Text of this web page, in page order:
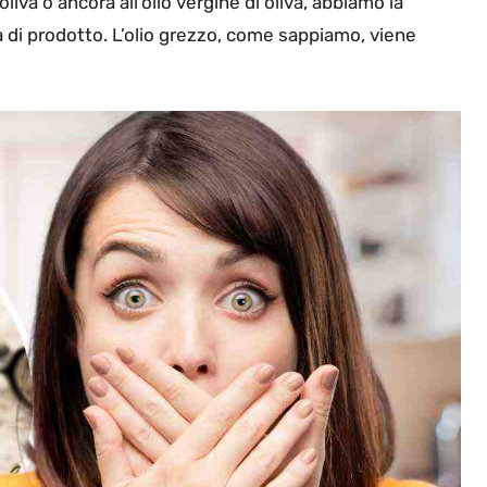
prodotto. L’olio grezzo, come sappiamo, viene